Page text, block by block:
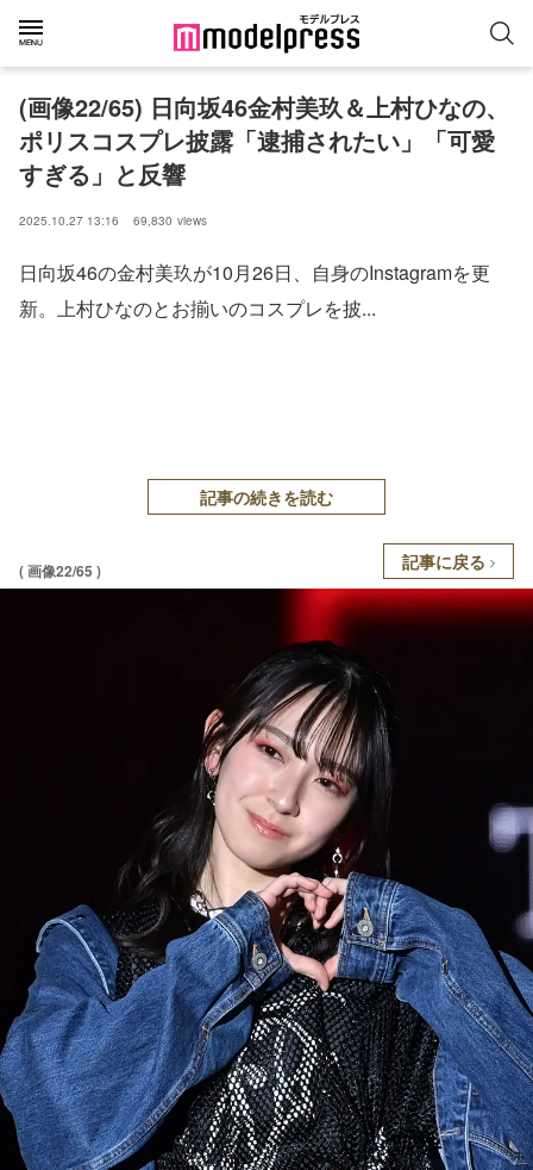
(画像22/65) 日向坂46金村美玖＆上村ひなの、
ポリスコスプレ披露「逮捕されたい」「可愛
すぎる」と反響
2025.10.27 13:16 69,830 views
日向坂46の金村美玖が10月26日、自身のInstagramを更
新。上村ひなのとお揃いのコスプレを披...
記事の続きを読む
( 画像22/65 ) 記事に戻る